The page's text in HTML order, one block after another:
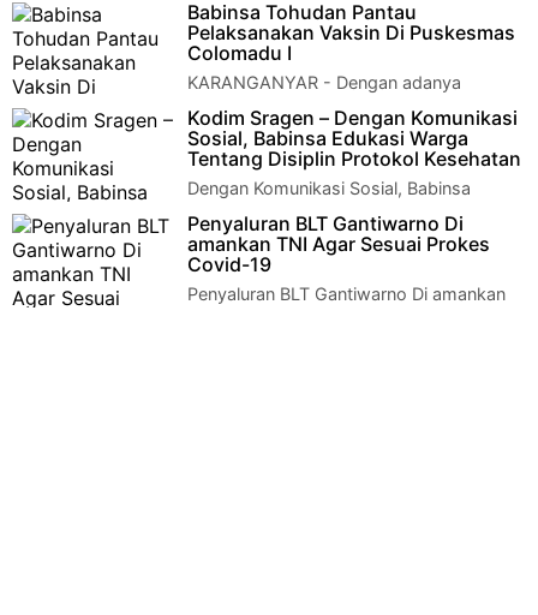
Ds.Krikilan Anggota Koramil 18/Kalijambe Kodim…
Babinsa Tohudan Pantau
Pelaksanakan Vaksin Di Puskesmas
Colomadu I
KARANGANYAR - Dengan adanya
pelaksanakan vaksin ini diharapkan dapat
mencegah penularan virus Corona di wilayah kecamata…
Kodim Sragen – Dengan Komunikasi
Sosial, Babinsa Edukasi Warga
Tentang Disiplin Protokol Kesehatan
Dengan Komunikasi Sosial, Babinsa
Edukasi Warga Tentang Disiplin Protokol
KesehatanSerma M. Slamet Babinsa desa Pandak K…
Penyaluran BLT Gantiwarno Di
amankan TNI Agar Sesuai Prokes
Covid-19
Penyaluran BLT Gantiwarno Di amankan